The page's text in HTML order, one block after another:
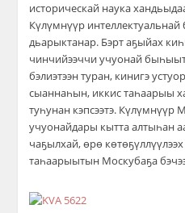
историческай наука
Күлүмнүүр
дьарыктанар. Бэрт аҕыйах
чинчийээччи учуонай
бэлиэтээн туран, кинигэ
сыаннаһын, иккис таһаарыы
туһунан кэпсээтэ. Күлүмнүүр
учуонайдары кытта алтыһан
чаҕылхай, өрө
таһаарыытын Москубаҕа